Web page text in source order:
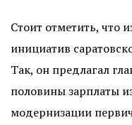
Стоит отметить, что
инициатив
Так, он предлагал
половины зарплаты
модернизации